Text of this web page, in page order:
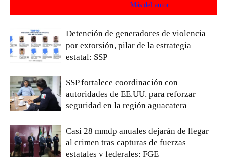
Más del autor
Detención de generadores de violencia
por extorsión, pilar de la estrategia
estatal: SSP
SSP fortalece coordinación con
autoridades de EE.UU. para reforzar
seguridad en la región aguacatera
Casi 28 mmdp anuales dejarán de llegar
al crimen tras capturas de fuerzas
estatales y federales: FGE